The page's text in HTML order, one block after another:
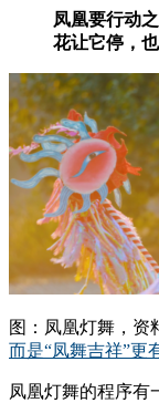
凤凰要行动
花让它停，也
图：凤凰灯舞，资
而是“凤舞吉祥”更
凤凰灯舞的程序有